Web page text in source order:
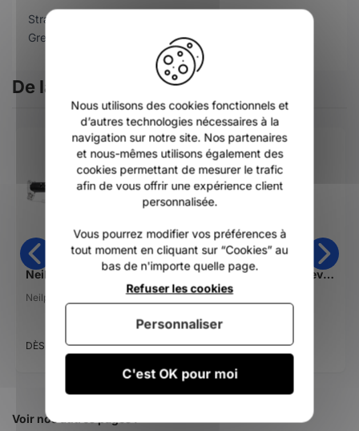
Straps Black – L/XL (59/61cm) Red – M/L (55-59cm)
Grey – S/M (51-56cm)
De la même catégorie
Neilpryde MXT SDM CARBON EXTENSION 2026
Neilpryde
DÈS 299,00 €
Clips de wishbone Severne IQ foil SV40
Severne
10,50 €
15,00 €
-30%
Voir nos autres pages :
Nous utilisons des cookies fonctionnels et
d’autres technologies nécessaires à la
navigation sur notre site. Nos partenaires
et nous-mêmes utilisons également des
cookies permettant de mesurer le trafic
afin de vous offrir une expérience client
personnalisée.
Vous pourrez modifier vos préférences à
tout moment en cliquant sur “Cookies” au
bas de n'importe quelle page.
C'est OK pour moi
Refuser les cookies
Personnaliser